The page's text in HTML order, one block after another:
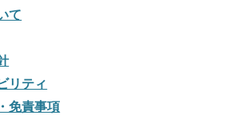
て
リティ
免責事項